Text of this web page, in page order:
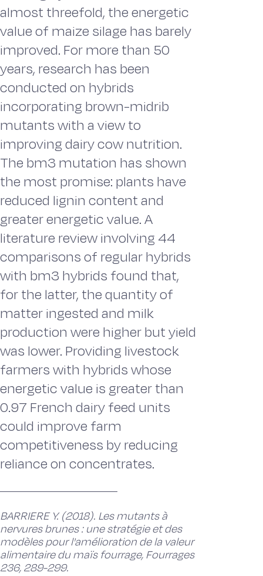
almost threefold, the energetic
value of maize silage has barely
improved. For more than 50
years, research has been
conducted on hybrids
incorporating brown-midrib
mutants with a view to
improving dairy cow nutrition.
The bm3 mutation has shown
the most promise: plants have
reduced lignin content and
greater energetic value. A
literature review involving 44
comparisons of regular hybrids
with bm3 hybrids found that,
for the latter, the quantity of
matter ingested and milk
production were higher but yield
was lower. Providing livestock
farmers with hybrids whose
energetic value is greater than
0.97 French dairy feed units
could improve farm
competitiveness by reducing
reliance on concentrates.
BARRIERE Y. (2018). Les mutants à
nervures brunes : une stratégie et des
modèles pour l'amélioration de la valeur
alimentaire du maïs fourrage, Fourrages
236, 289-299.